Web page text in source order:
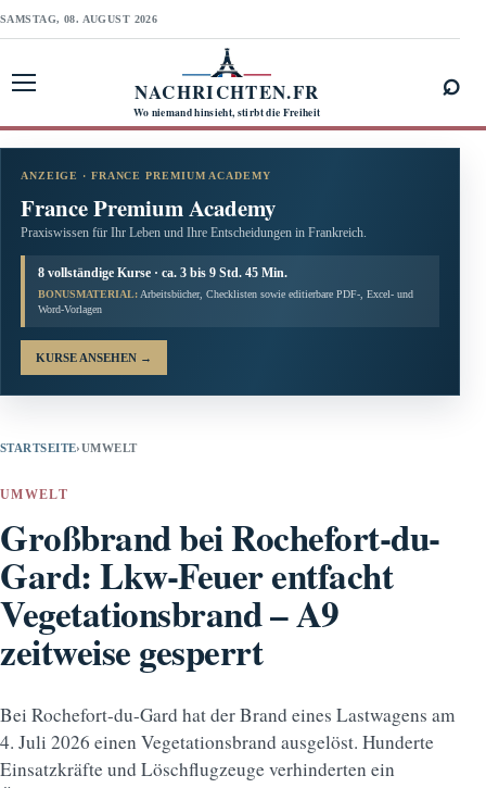
SAMSTAG, 08. AUGUST 2026
NACHRICHTEN.FR
Wo niemand hinsieht, stirbt die Freiheit
⌕
ANZEIGE · FRANCE PREMIUM ACADEMY
France Premium Academy
Praxiswissen für Ihr Leben und Ihre Entscheidungen in Frankreich.
8 vollständige Kurse · ca. 3 bis 9 Std. 45 Min.
BONUSMATERIAL: Arbeitsbücher, Checklisten sowie editierbare PDF-, Excel- und
Word-Vorlagen
KURSE ANSEHEN →
STARTSEITE›UMWELT
UMWELT
Großbrand bei Rochefort-du-
Gard: Lkw-Feuer entfacht
Vegetationsbrand – A9
zeitweise gesperrt
Bei Rochefort-du-Gard hat der Brand eines Lastwagens am
4. Juli 2026 einen Vegetationsbrand ausgelöst. Hunderte
Einsatzkräfte und Löschflugzeuge verhinderten ein